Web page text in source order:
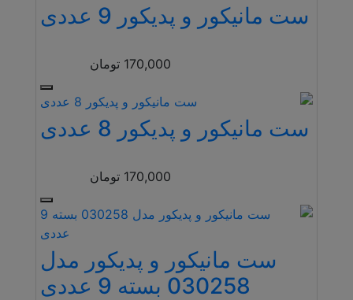
ست مانیکور و پدیکور 9 عددی
170,000 تومان
ست مانیکور و پدیکور 8 عددی
170,000 تومان
ست مانیکور و پدیکور مدل
030258 بسته 9 عددی